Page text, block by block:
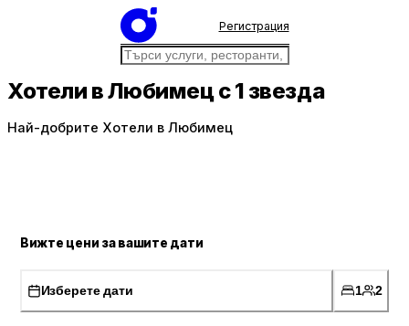
Регистрация
Хотели в Любимец с 1 звезда
Най-добрите Хотели в Любимец
Вижте цени за вашите дати
Изберете дати 1 2